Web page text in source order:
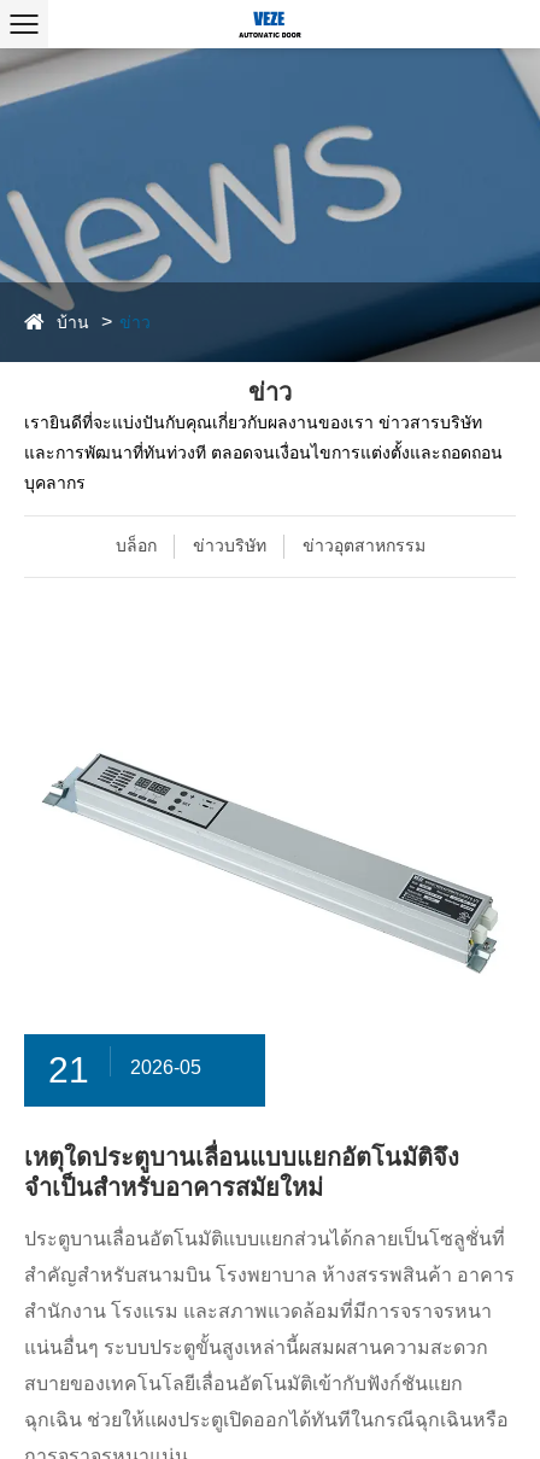
บ้าน ข่าว
ข่าว
เรายินดีที่จะแบ่งปันกับคุณเกี่ยวกับผลงานของเรา ข่าวสารบริษัท
และการพัฒนาที่ทันท่วงที ตลอดจนเงื่อนไขการแต่งตั้งและถอดถอน
บุคลากร
บล็อก ข่าวบริษัท ข่าวอุตสาหกรรม
21 2026-05
เหตุใดประตูบานเลื่อนแบบแยกอัตโนมัติจึง
จำเป็นสำหรับอาคารสมัยใหม่
ประตูบานเลื่อนอัตโนมัติแบบแยกส่วนได้กลายเป็นโซลูชั่นที่
สำคัญสำหรับสนามบิน โรงพยาบาล ห้างสรรพสินค้า อาคาร
สำนักงาน โรงแรม และสภาพแวดล้อมที่มีการจราจรหนา
แน่นอื่นๆ ระบบประตูขั้นสูงเหล่านี้ผสมผสานความสะดวก
สบายของเทคโนโลยีเลื่อนอัตโนมัติเข้ากับฟังก์ชันแยก
ฉุกเฉิน ช่วยให้แผงประตูเปิดออกได้ทันทีในกรณีฉุกเฉินหรือ